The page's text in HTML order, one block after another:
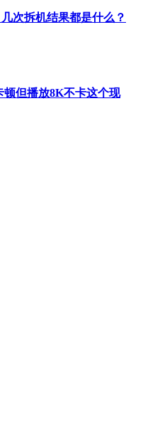
次拆机结果都是什么？
但播放8K不卡这个现